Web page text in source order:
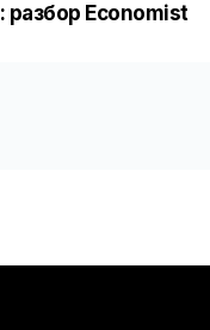
разбор Economist